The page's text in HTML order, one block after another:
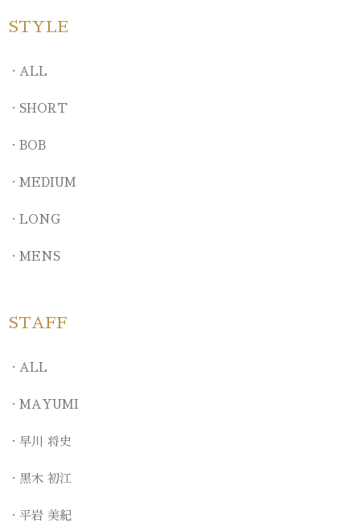
STYLE
ALL
SHORT
BOB
MEDIUM
LONG
MENS
STAFF
ALL
MAYUMI
早川 将史
黒木 初江
平岩 美紀